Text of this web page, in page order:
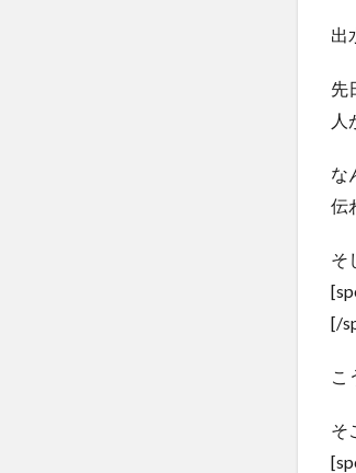
出
先
人
な
伝
そ
[/
こ
そ